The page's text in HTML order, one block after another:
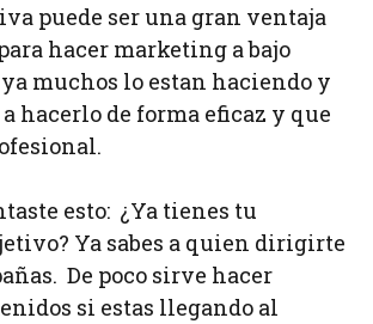
puede ser una gran ventaja
hacer marketing a bajo
muchos lo estan haciendo y
hacerlo de forma eficaz y que
esto: ¿Ya tienes tu
Ya sabes a quien dirigirte
De poco sirve hacer
si estas llegando al